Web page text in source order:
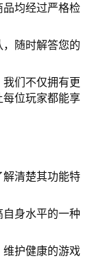
均经过严格检
随时解答您的
们不仅拥有更
位玩家都能享
清楚其功能特
身水平的一种
护健康的游戏